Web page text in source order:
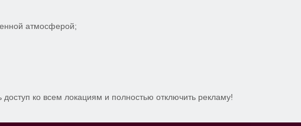
атмосферой;
доступ ко всем локациям и полностью отключить рекламу!